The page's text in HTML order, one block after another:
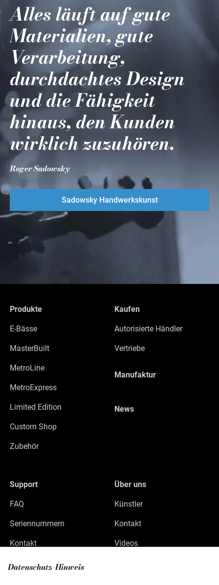
Datenschutz-Hinweis
Alles läuft auf gute
Materialien, gute
Verarbeitung,
durchdachtes Design
und die Fähigkeit
hinaus, den Kunden
wirklich zuzuhören.
Roger Sadowsky
Sadowsky Handwerkskunst
Produkte
E-Bässe
MasterBuilt
MetroLine
MetroExpress
Limited Edition
Custom Shop
Zubehör
Kaufen
Autorisierte Händler
Vertriebe
Manufaktur
News
Support
FAQ
Seriennummern
Kontakt
Über uns
Künstler
Kontakt
Videos